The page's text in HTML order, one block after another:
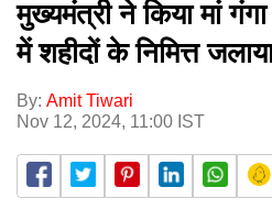
मुख्यमंत्री ने किया मां
में शहीदों के निमित्त
By: Amit Tiwari
Nov 12, 2024, 11:00 IST